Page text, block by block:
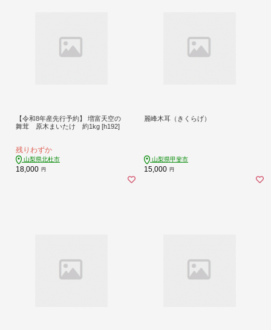
【令和8年産先行予約】 増富天空の
舞茸 原木まいたけ 約1kg [h192]
残りわずか
山梨県北杜市
18,000 円
麗峰木耳（きくらげ）
山梨県甲斐市
15,000 円